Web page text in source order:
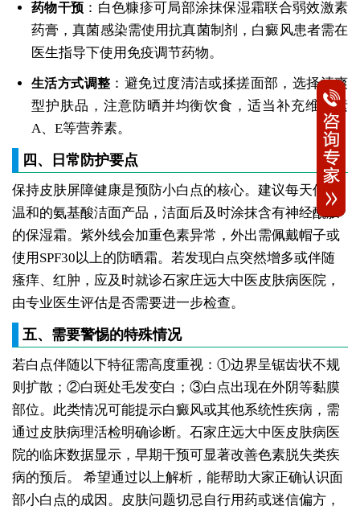
药物干预 ：白色糠疹可局部涂抹保湿霜联合弱效激素
药膏，真菌感染需使用抗真菌制剂，白癜风患者需在
医生指导下使用免疫调节药物。
生活方式调整 ：避免过度清洁或揉搓面部，选择清爽
型护肤品，注意防晒并均衡饮食，适当补充维生素
A、E等营养素。
四、日常防护要点
保持皮肤屏障健康是预防小白点的核心。建议每天使用
温和的氨基酸洁面产品，洁面后及时涂抹含有神经酰胺
的保湿霜。紫外线会加重色素异常，外出需佩戴帽子或
使用SPF30以上的防晒霜。若发现白点突然增多或伴随
瘙痒、红肿，应及时就诊石家庄远大中医皮肤病医院，
由专业医生评估是否需要进一步检查。
五、需要警惕的特殊情况
若白点伴随以下特征需高度重视：①边界呈锯齿状不规
则扩散；②白斑处毛发变白；③白点出现在外阴等黏膜
部位。此类情况可能提示白癜风或其他系统性疾病，需
通过皮肤病理活检明确诊断。石家庄远大中医皮肤病医
院的临床数据显示，早期干预可显著改善色素脱失类疾
病的预后。
希望通过以上解析，能帮助大家正确认识面
部小白点的成因。皮肤问题切忌自行用药或迷信偏方，